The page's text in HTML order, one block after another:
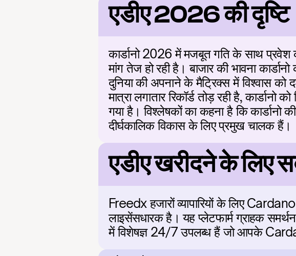
एडीए 2026 की दृष्टि
कार्डानो 2026 में मजबूत गति के साथ प्रवेश
मांग तेज हो रही है। बाजार की भावना
दुनिया की अपनाने के मैट्रिक्स में विश्वास को
मात्रा लगातार रिकॉर्ड तोड़ रही है,
गया है। विश्लेषकों का कहना है कि कार्डानो
दीर्घकालिक विकास के लिए प्रमुख चालक हैं।
एडीए खरीदने के लिए
Freedx हजारों व्यापारियों के लिए
लाइसेंसधारक है। यह प्लेटफार्म ग्राहक
में विशेषज्ञ 24/7 उपलब्ध हैं जो आपके